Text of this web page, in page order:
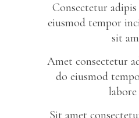
Consectetur
eiusmod tempor
sit
Amet consectetur
do eiusmod
labore
Sit amet